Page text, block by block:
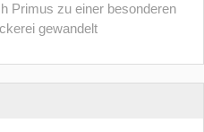
Primus zu einer besonderen
gewandelt